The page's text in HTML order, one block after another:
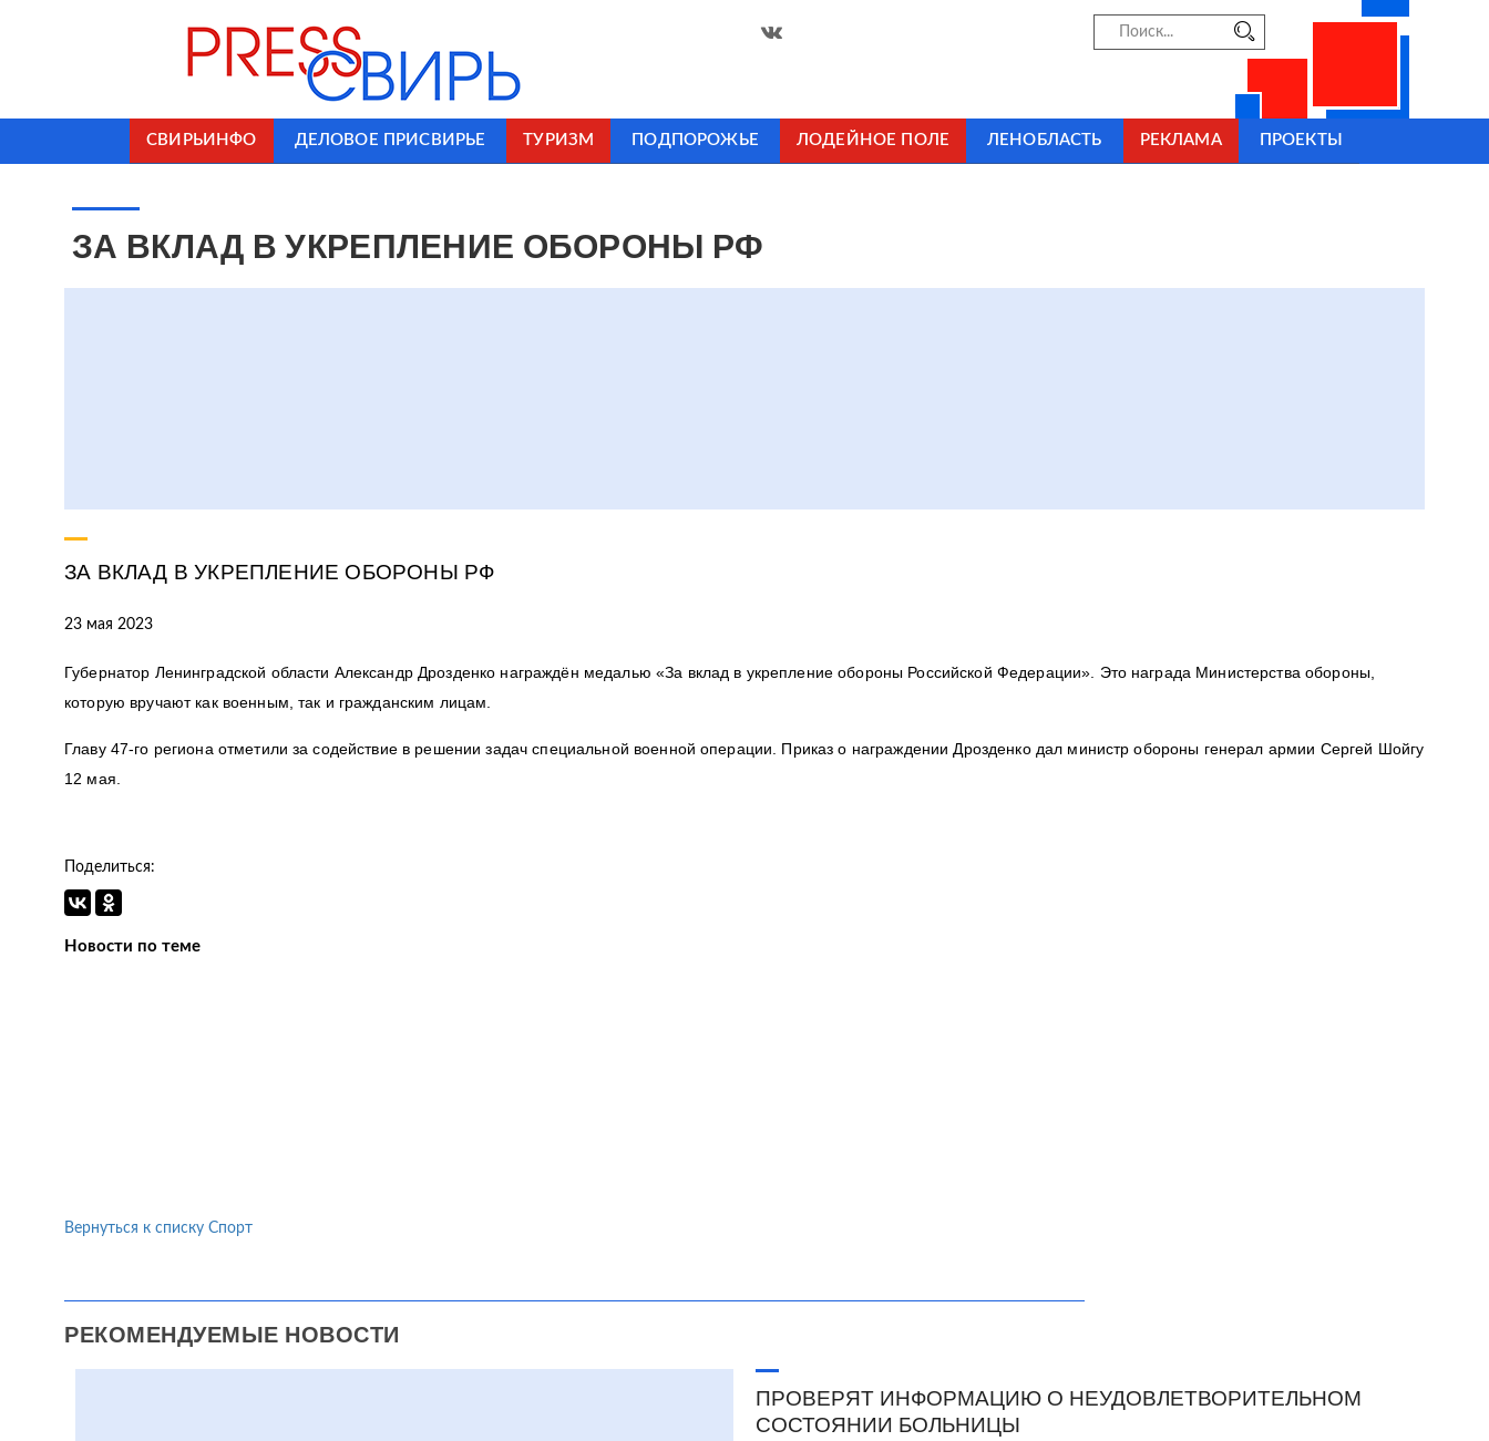
СВИРЬИНФО ДЕЛОВОЕ ПРИСВИРЬЕ ТУРИЗМ ПОДПОРОЖЬЕ ЛОДЕЙНОЕ ПОЛЕ ЛЕНОБЛАСТЬ РЕКЛАМА ПРОЕКТЫ
ЗА ВКЛАД В УКРЕПЛЕНИЕ ОБОРОНЫ РФ
ЗА ВКЛАД В УКРЕПЛЕНИЕ ОБОРОНЫ РФ
23 мая 2023
Губернатор Ленинградской области Александр Дрозденко награждён медалью «За вклад в укрепление обороны Российской Федерации». Это награда Министерства обороны,
которую вручают как военным, так и гражданским лицам.
Главу 47-го региона отметили за содействие в решении задач специальной военной операции. Приказ о награждении Дрозденко дал министр обороны генерал армии Сергей Шойгу
12 мая.
Поделиться:
Новости по теме
Вернуться к списку Спорт
РЕКОМЕНДУЕМЫЕ НОВОСТИ
ПРОВЕРЯТ ИНФОРМАЦИЮ О НЕУДОВЛЕТВОРИТЕЛЬНОМ
СОСТОЯНИИ БОЛЬНИЦЫ